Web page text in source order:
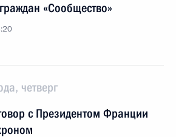
«Сообщество»
четверг
с Президентом Франции